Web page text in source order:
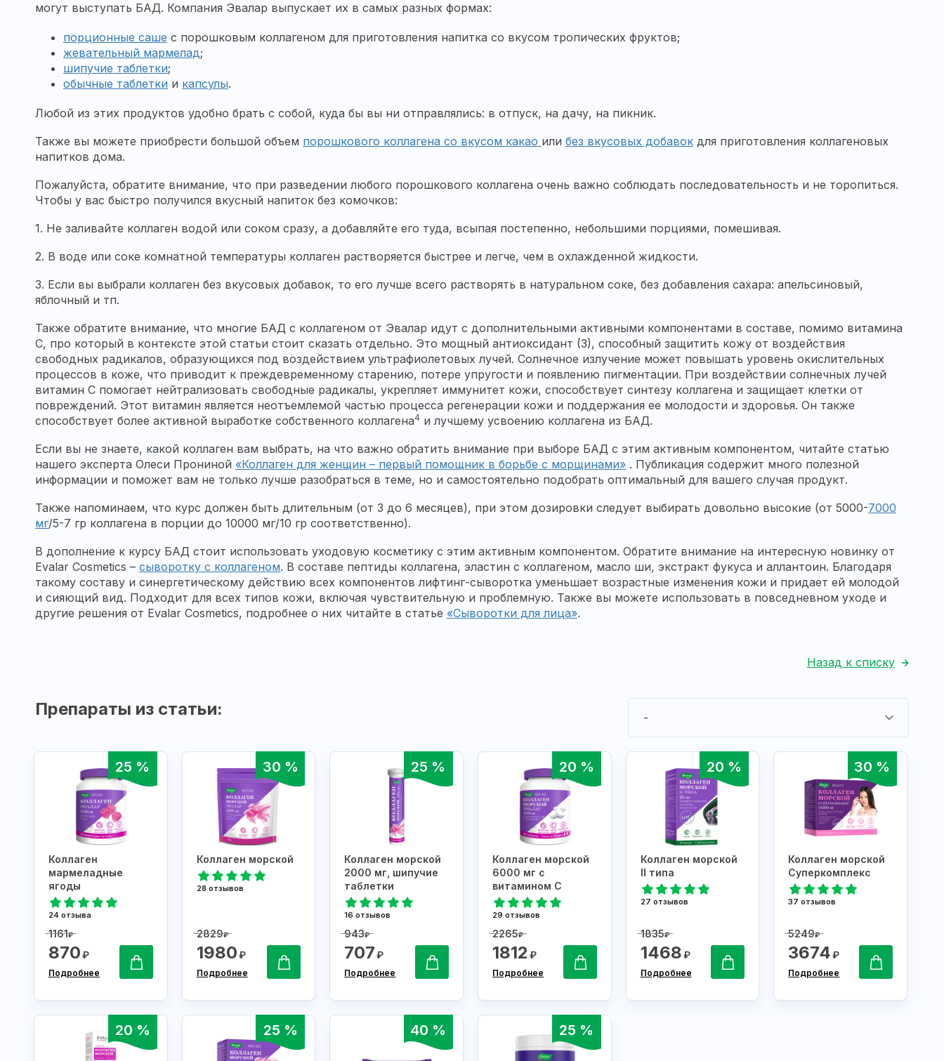
могут выступать БАД. Компания Эвалар выпускает их в самых разных формах:
порционные саше с порошковым коллагеном для приготовления напитка со вкусом тропических фруктов;
жевательный мармелад;
шипучие таблетки;
обычные таблетки и капсулы.
Любой из этих продуктов удобно брать с собой, куда бы вы ни отправлялись: в отпуск, на дачу, на пикник.
Также вы можете приобрести большой объем порошкового коллагена со вкусом какао или без вкусовых добавок для приготовления коллагеновых
напитков дома.
Пожалуйста, обратите внимание, что при разведении любого порошкового коллагена очень важно соблюдать последовательность и не торопиться.
Чтобы у вас быстро получился вкусный напиток без комочков:
1. Не заливайте коллаген водой или соком сразу, а добавляйте его туда, всыпая постепенно, небольшими порциями, помешивая.
2. В воде или соке комнатной температуры коллаген растворяется быстрее и легче, чем в охлажденной жидкости.
3. Если вы выбрали коллаген без вкусовых добавок, то его лучше всего растворять в натуральном соке, без добавления сахара: апельсиновый,
яблочный и тп.
Также обратите внимание, что многие БАД с коллагеном от Эвалар идут с дополнительными активными компонентами в составе, помимо витамина
С, про который в контексте этой статьи стоит сказать отдельно. Это мощный антиоксидант (3), способный защитить кожу от воздействия
свободных радикалов, образующихся под воздействием ультрафиолетовых лучей. Солнечное излучение может повышать уровень окислительных
процессов в коже, что приводит к преждевременному старению, потере упругости и появлению пигментации. При воздействии солнечных лучей
витамин С помогает нейтрализовать свободные радикалы, укрепляет иммунитет кожи, способствует синтезу коллагена и защищает клетки от
повреждений. Этот витамин является неотъемлемой частью процесса регенерации кожи и поддержания ее молодости и здоровья. Он также
способствует более активной выработке собственного коллагена4 и лучшему усвоению коллагена из БАД.
Если вы не знаете, какой коллаген вам выбрать, на что важно обратить внимание при выборе БАД с этим активным компонентом, читайте статью
нашего эксперта Олеси Прониной «Коллаген для женщин – первый помощник в борьбе с морщинами» . Публикация содержит много полезной
информации и поможет вам не только лучше разобраться в теме, но и самостоятельно подобрать оптимальный для вашего случая продукт.
Также напоминаем, что курс должен быть длительным (от 3 до 6 месяцев), при этом дозировки следует выбирать довольно высокие (от 5000-7000
мг/5-7 гр коллагена в порции до 10000 мг/10 гр соответственно).
В дополнение к курсу БАД стоит использовать уходовую косметику с этим активным компонентом. Обратите внимание на интересную новинку от
Evalar Cosmetics – сыворотку с коллагеном. В составе пептиды коллагена, эластин с коллагеном, масло ши, экстракт фукуса и аллантоин. Благодаря
такому составу и синергетическому действию всех компонентов лифтинг-сыворотка уменьшает возрастные изменения кожи и придает ей молодой
и сияющий вид. Подходит для всех типов кожи, включая чувствительную и проблемную. Также вы можете использовать в повседневном уходе и
другие решения от Evalar Cosmetics, подробнее о них читайте в статье «Сыворотки для лица».
Назад к списку
Препараты из статьи: -
25 %
Коллаген
мармеладные
ягоды
24 отзыва
1161₽
870₽
Подробнее
30 %
Коллаген морской
28 отзывов
2829₽
1980₽
Подробнее
25 %
Коллаген морской
2000 мг, шипучие
таблетки
16 отзывов
943₽
707₽
Подробнее
20 %
Коллаген морской
6000 мг с
витамином С
29 отзывов
2265₽
1812 ₽
Подробнее
20 %
Коллаген морской
II типа
27 отзывов
1835₽
1468₽
Подробнее
30 %
Коллаген морской
Суперкомплекс
37 отзывов
5249₽
3674₽
Подробнее
20 % 25 % 40 % 25 %